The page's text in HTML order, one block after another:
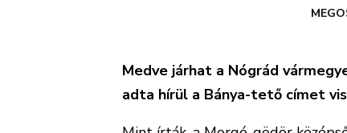
Medve járhat a Nógrád
adta hírül a Bánya-tető címet